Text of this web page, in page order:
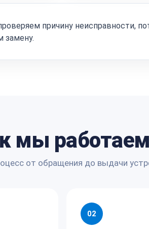
причину неисправности,
замену.
мы работаем
от обращения до выдачи
02